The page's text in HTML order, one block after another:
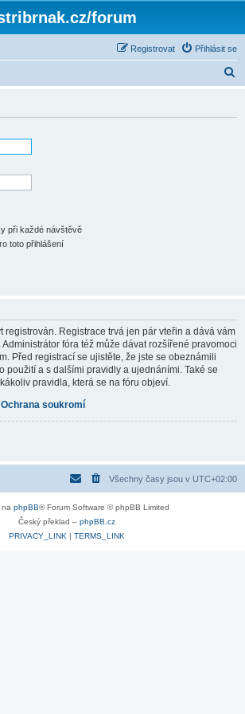
forum
Přihlásit se
Registrovat
při každé návštěvě
toto přihlášení
registrován. Registrace trvá jen pár vteřin a dává vám
fóra též může dávat rozšířené pravomoci
Před registrací se ujistěte, že jste se obeznámili
použití a s dalšími pravidly a ujednáními. Také se
pravidla, která se na fóru objeví.
Ochrana soukromí
Všechny časy jsou v UTC+02:00
phpBB® Forum Software © phpBB Limited
Český překlad – phpBB.cz
PRIVACY_LINK | TERMS_LINK